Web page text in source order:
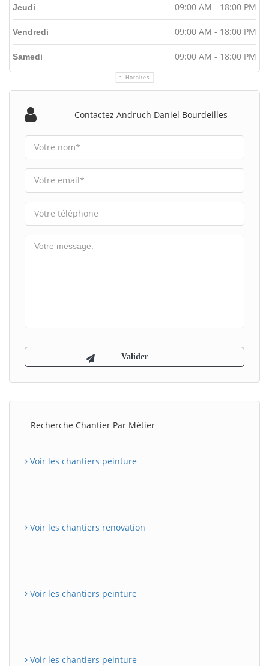
Horaires
Jeudi 09:00 AM - 18:00 PM
Vendredi 09:00 AM - 18:00 PM
Samedi 09:00 AM - 18:00 PM
Contactez Andruch Daniel Bourdeilles
Recherche Chantier Par Métier
Voir les chantiers peinture
Voir les chantiers renovation
Voir les chantiers peinture
Voir les chantiers peinture